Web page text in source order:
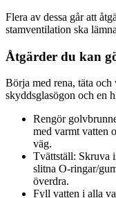
Flera av dessa går att
stamventilation ska
Åtgärder du kan
Börja med rena, täta
skyddsglasögon och en
Rengör
med varmt vatten
väg.
Tvättställ: Skruva
slitna O-ringar/
överdra.
Fyll vatten i alla